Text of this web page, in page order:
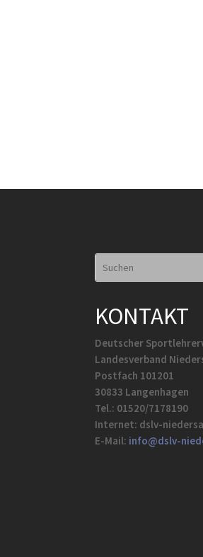
KONTAKT
Deutscher
Landesverband
Postfach 101201
30833 Langenhagen
Tel.: 01520/7178190
Internet: dslv-
E-Mail: info@dslv-